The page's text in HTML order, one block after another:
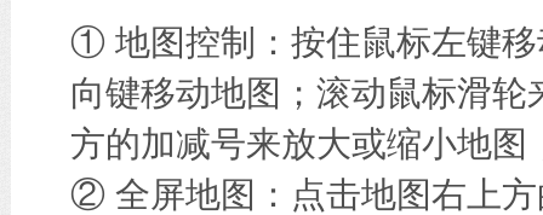
① 地图控制：按住鼠标左键
向键移动地图；滚动鼠标滑
方的加减号来放大或缩小地图
② 全屏地图：点击地图右上方